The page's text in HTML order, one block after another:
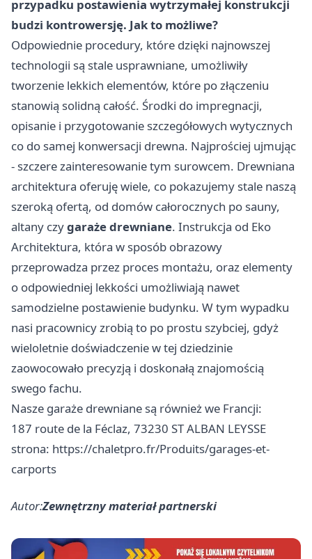
przypadku postawienia wytrzymałej konstrukcji
budzi kontrowersję. Jak to możliwe?
Odpowiednie procedury, które dzięki najnowszej
technologii są stale usprawniane, umożliwiły
tworzenie lekkich elementów, które po złączeniu
stanowią solidną całość. Środki do impregnacji,
opisanie i przygotowanie szczegółowych wytycznych
co do samej konwersacji drewna. Najprościej ujmując
- szczere zainteresowanie tym surowcem. Drewniana
architektura oferuję wiele, co pokazujemy stale naszą
szeroką ofertą, od domów całorocznych po sauny,
altany czygaraże drewniane. Instrukcja od Eko
Architektura, która w sposób obrazowy
przeprowadza przez proces montażu, oraz elementy
o odpowiedniej lekkości umożliwiają nawet
samodzielne postawienie budynku. W tym wypadku
nasi pracownicy zrobią to po prostu szybciej, gdyż
wieloletnie doświadczenie w tej dziedzinie
zaowocowało precyzją i doskonałą znajomością
swego fachu.
Nasze garaże drewniane są również we Francji:
187 route de la Féclaz, 73230 ST ALBAN LEYSSE
strona: https://chaletpro.fr/Produits/garages-et-
carports
Autor:Zewnętrzny materiał partnerski